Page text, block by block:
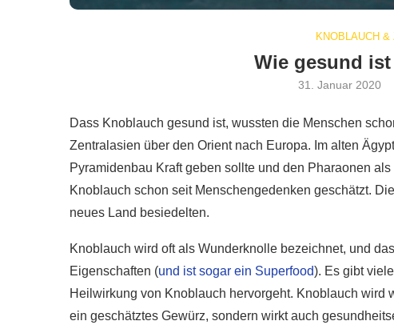
KNOBLAUCH &
Wie gesund
31. Januar 2020
Dass Knoblauch gesund ist, wussten die Menschen
Zentralasien über den Orient nach Europa. Im alten
Pyramidenbau Kraft geben sollte und den Pharaonen
Knoblauch schon seit Menschengedenken geschätzt.
neues Land besiedelten.
Knoblauch wird oft als Wunderknolle bezeichnet, und
Eigenschaften (und ist sogar ein Superfood). Es gibt
Heilwirkung von Knoblauch hervorgeht. Knoblauch
ein geschätztes Gewürz, sondern wirkt auch